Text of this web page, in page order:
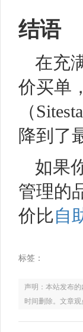
结语
在充
价买单
（
降到了
如果
管理的
价比自
标签：
声明：本站发布
时间删除。文章观